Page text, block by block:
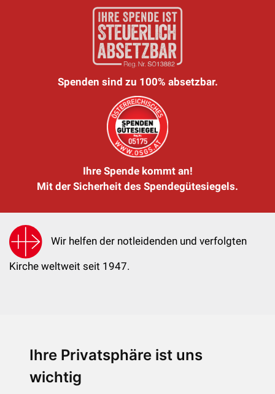
Ihre Privatsphäre ist uns
wichtig
Spenden sind zu 100% absetzbar.
Ihre Spende kommt an!
Mit der Sicherheit des Spendegütesiegels.
Wir helfen der notleidenden und verfolgten
Kirche weltweit seit 1947.
KIRCHE IN NOT - Österreich